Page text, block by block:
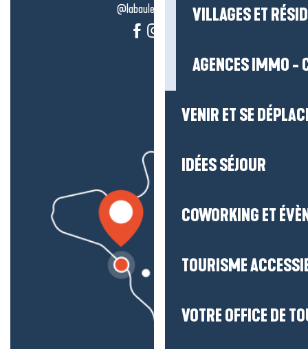
VILLAGES ET
AGENCES IMMO -
VENIR ET SE
IDÉES SÉJOUR
COWORKING ET
TOURISME
VOTRE OFFICE DE
@labauleguérande